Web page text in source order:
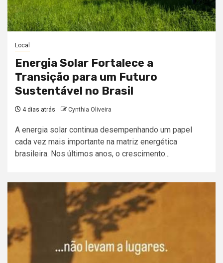
Local
Energia Solar Fortalece a
Transição para um Futuro
Sustentável no Brasil
4 dias atrás Cynthia Oliveira
A energia solar continua desempenhando um papel
cada vez mais importante na matriz energética
brasileira. Nos últimos anos, o crescimento...